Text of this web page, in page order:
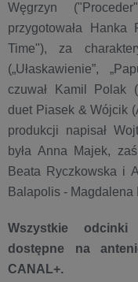
Węgrzyn
przygotowała
Time"), za
(„Ułaskawienie”,
czuwał Kamil Polak
duet Piasek & Wójcik
produkcji napisał
była Anna Majek,
Beata Ryczkowska i
Balapolis -
Wszystkie odcinki
dostępne na
CANAL+.